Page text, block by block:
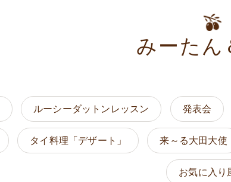
みーたん
ルーシーダットンレッスン 発表会
タイ料理「デザート」 来～る大田大使
お気に入り